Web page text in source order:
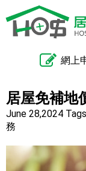
網上
居屋免補地
June 28,2024
務